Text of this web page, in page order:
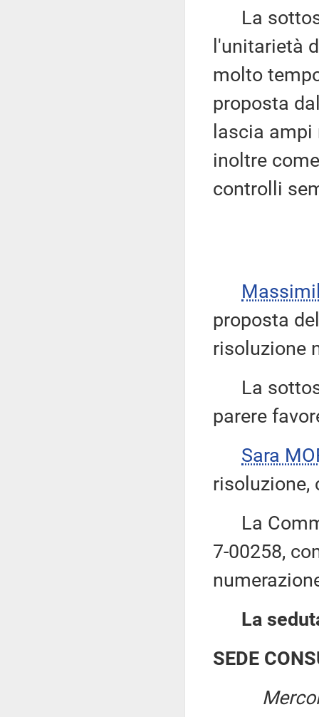
La
l'unitarietà
molto
proposta
lascia
inoltre
controlli
proposta
risoluzione
La
parere
Sara
risoluzione,
La
7-00258,
La
SEDE